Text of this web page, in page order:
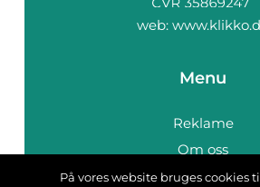
web:
Menu
Reklame
Om oss
Cookies
På vores website bruges cookies